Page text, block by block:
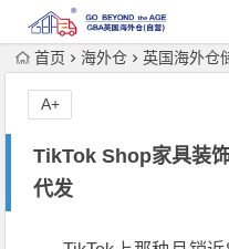
首页 海外仓 英国海外仓
TikTok Shop家具装
代发
A+